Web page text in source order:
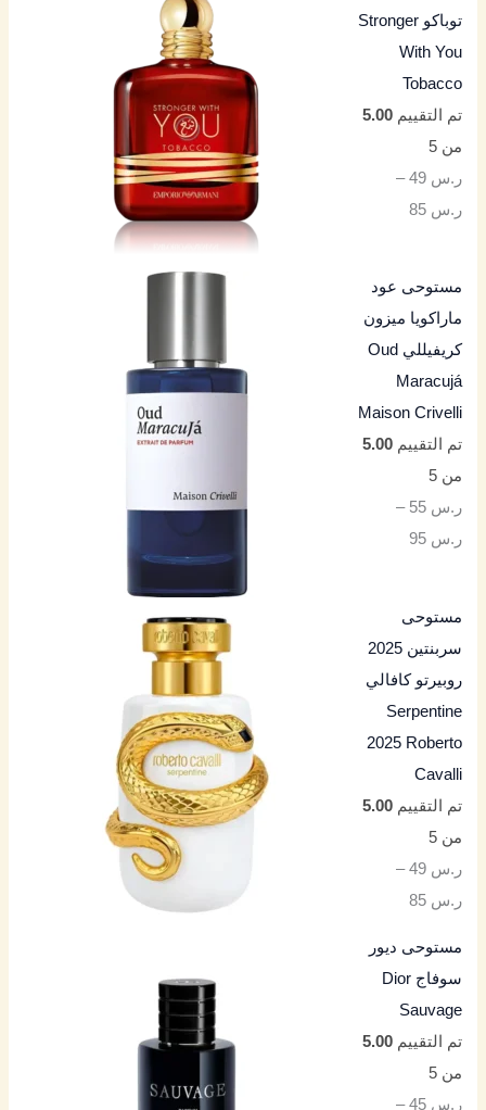
توباكو Stronger
With You
Tobacco
تم التقييم5.00
من 5
ر.س 49
–
ر.س 85
مستوحى عود
ماراكويا ميزون
كريفيللي Oud
Maracujá
Maison Crivelli
تم التقييم5.00
من 5
ر.س 55
–
ر.س 95
مستوحى
سربنتين 2025
روبيرتو كافالي
Serpentine
2025 Roberto
Cavalli
تم التقييم5.00
من 5
ر.س 49
–
ر.س 85
مستوحى ديور
سوفاج Dior
Sauvage
تم التقييم5.00
من 5
ر.س 45
–